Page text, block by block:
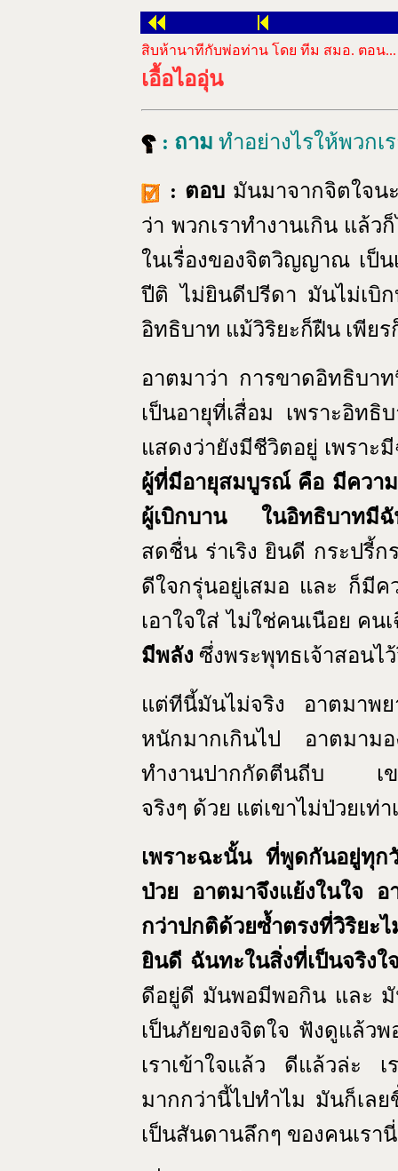
สิบห้านาทีกับพ่อท่าน โดย ทีม สมอ. ตอน...
เอื้อไออุ่น
: ถาม ทำอย่างไรให้พวก
: ตอบ มันมาจากจิตใจน
ว่า พวกเราทำงานเกิน แล้
ในเรื่องของจิตวิญญาณ เป็
ปีติ ไม่ยินดีปรีดา มันไม่เบิ
อิทธิบาท แม้วิริยะก็ฝืน เพียร
อาตมาว่า การขาดอิทธิบาท
เป็นอายุที่เสื่อม เพราะอิทธิ
แสดงว่ายังมีชีวิตอยู่ เพราะ
ผู้ที่มีอายุสมบูรณ์ คือ มีควา
ผู้เบิกบาน ในอิทธิบาทมี
สดชื่น ร่าเริง ยินดี กระปรี้ก
ดีใจกรุ่นอยู่เสมอ และ ก็มี
เอาใจใส่ ไม่ใช่คนเนือย คน
มีพลัง ซึ่งพระพุทธเจ้าสอนไ
แต่ทีนี้มันไม่จริง อาตมาพย
หนักมากเกินไป อาตมา
ทำงานปากกัดตีนถีบ เขา
จริงๆ ด้วย แต่เขาไม่ป่วยเท่า
เพราะฉะนั้น ที่พูดกันอยู่ทุก
ป่วย อาตมาจึงแย้งในใจ
กว่าปกติด้วยซ้ำตรงที่วิริยะไ
ยินดี ฉันทะในสิ่งที่เป็นจริงใ
ดีอยู่ดี มันพอมีพอกิน และ
เป็นภัยของจิตใจ ฟังดูแล้ว
เราเข้าใจแล้ว ดีแล้วล่ะ เ
มากกว่านี้ไปทำไม มันก็เล
เป็นสันดานลึกๆ ของคนเรา